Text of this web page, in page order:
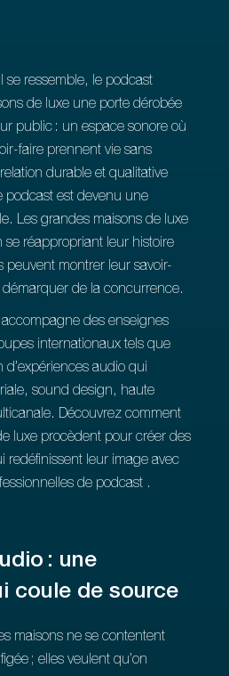
se ressemble, le podcast
de luxe une porte dérobée
public : un espace sonore où
prennent vie sans
durable et qualitative
podcast est devenu une
Les grandes maisons de luxe
se réappropriant leur histoire
peuvent montrer leur savoir-
de la concurrence.
accompagne des enseignes
internationaux tels que
d’expériences audio qui
sound design, haute
Découvrez comment
luxe procèdent pour créer des
redéfinissent leur image avec
de podcast .
: une
coule de source
maisons ne se contentent
; elles veulent qu’on